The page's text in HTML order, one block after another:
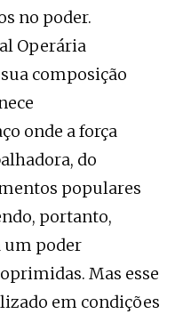
no poder.
Operária
composição
onde a força
do
populares
portanto,
um poder
Mas esse
em condições